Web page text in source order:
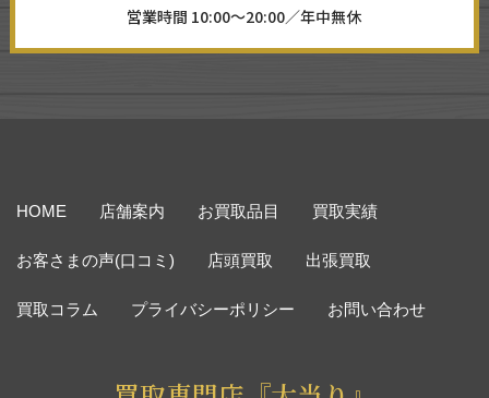
営業時間 10:00～20:00／年中無休
HOME 店舗案内 お買取品目 買取実績
お客さまの声(口コミ) 店頭買取 出張買取
買取コラム プライバシーポリシー お問い合わせ